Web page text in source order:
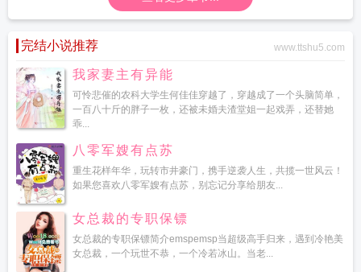
完结小说推荐 www.ttshu5.com
我家妻主有异能
可怜悲催的农科大学生何佳佳穿越了，穿越成了一个头脑简单，
一百八十斤的胖子一枚，还被未婚夫渣堂姐一起戏弄，还替她
乖...
八零军嫂有点苏
重生花样年华，玩转市井豪门，携手逆袭人生，共揽一世风云！
如果您喜欢八零军嫂有点苏，别忘记分享给朋友...
女总裁的专职保镖
女总裁的专职保镖简介emspemsp当超级高手归来，遇到冷艳美
女总裁，一个玩世不恭，一个冷若冰山。当老...